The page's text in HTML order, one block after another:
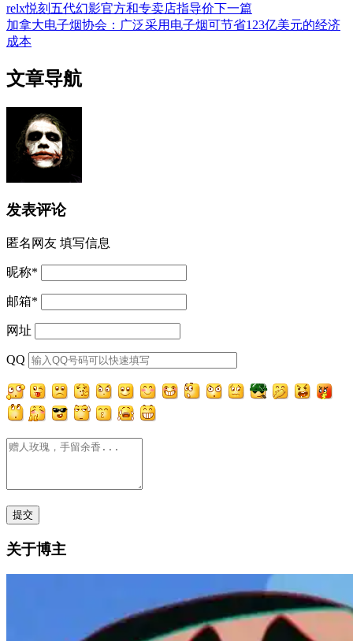
relx悦刻五代幻影官方和专卖店指导价下一篇
加拿大电子烟协会：广泛采用电子烟可节省123亿美元的经济
成本
文章导航
发表评论
匿名网友 填写信息
昵称*
邮箱*
网址
QQ
关于博主